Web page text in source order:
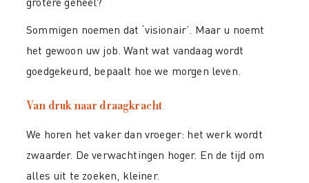
Sommigen noemen dat ‘visionair’. Maar u noemt
het gewoon uw job. Want wat vandaag wordt
goedgekeurd, bepaalt hoe we morgen leven.
Van druk naar draagkracht
We horen het vaker dan vroeger: het werk wordt
zwaarder. De verwachtingen hoger. En de tijd om
alles uit te zoeken, kleiner.